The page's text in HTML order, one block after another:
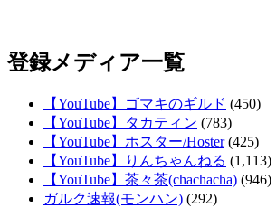
登録メディア一覧
【YouTube】ゴマキのギルド (450)
【YouTube】タカティン (783)
【YouTube】ホスター/Hoster(425)
【YouTube】りんちゃんねる (1,113)
【YouTube】茶々茶(chachacha) (946)
ガルク速報(モンハン) (292)